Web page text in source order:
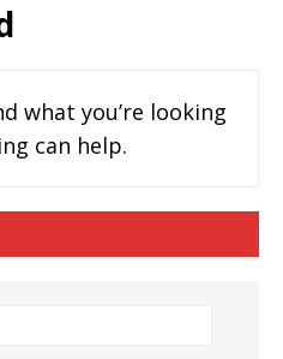
what you’re looking
can help.